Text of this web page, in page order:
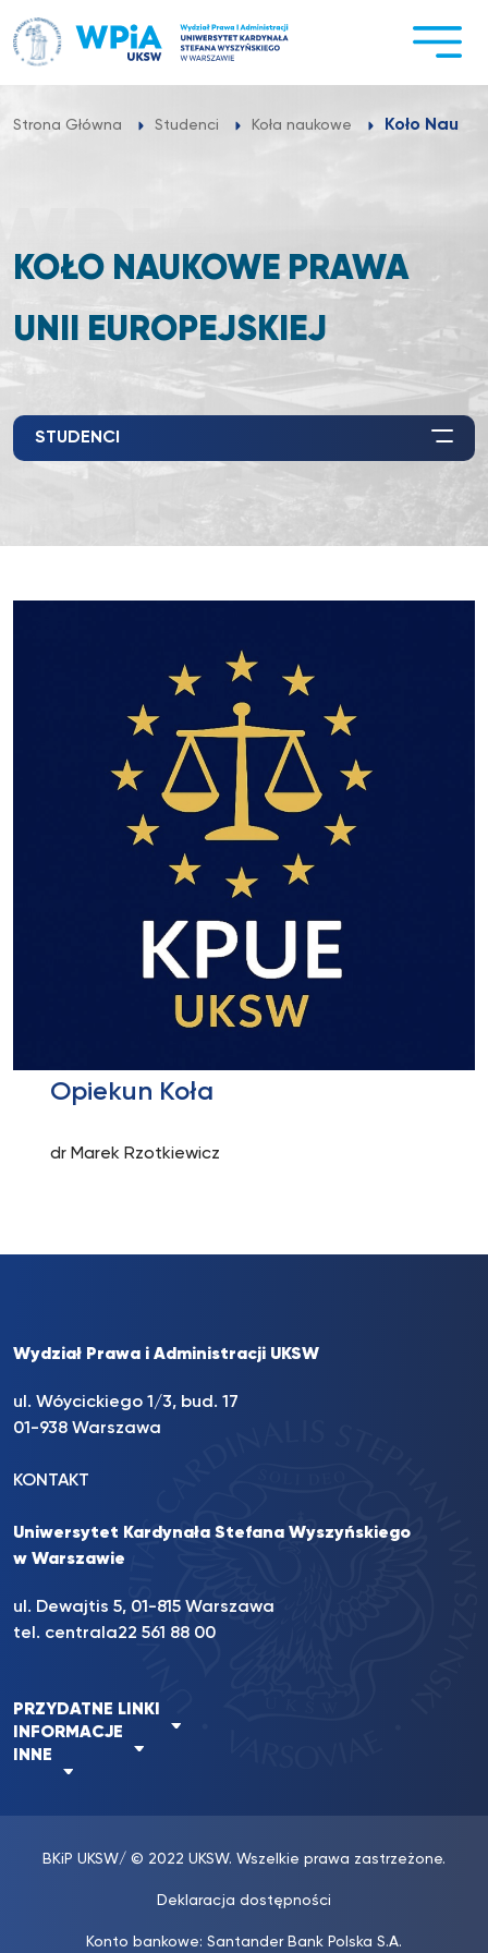
do
treści
Strona Główna Studenci Koła naukowe Koło
KOŁO NAUKOWE PRAWA
UNII EUROPEJSKIEJ
STUDENCI
Opiekun Koła
dr Marek Rzotkiewicz
Wydział Prawa i Administracji UKSW
ul. Wóycickiego 1/3, bud. 17
01-938 Warszawa
KONTAKT
Uniwersytet Kardynała Stefana Wyszyńskiego
w Warszawie
ul. Dewajtis 5, 01-815 Warszawa
tel. centrala22 561 88 00
PRZYDATNE LINKI
INFORMACJE
INNE
BKiP UKSW/ © 2022 UKSW. Wszelkie prawa zastrzeżone.
Deklaracja dostępności
Konto bankowe: Santander Bank Polska S.A.